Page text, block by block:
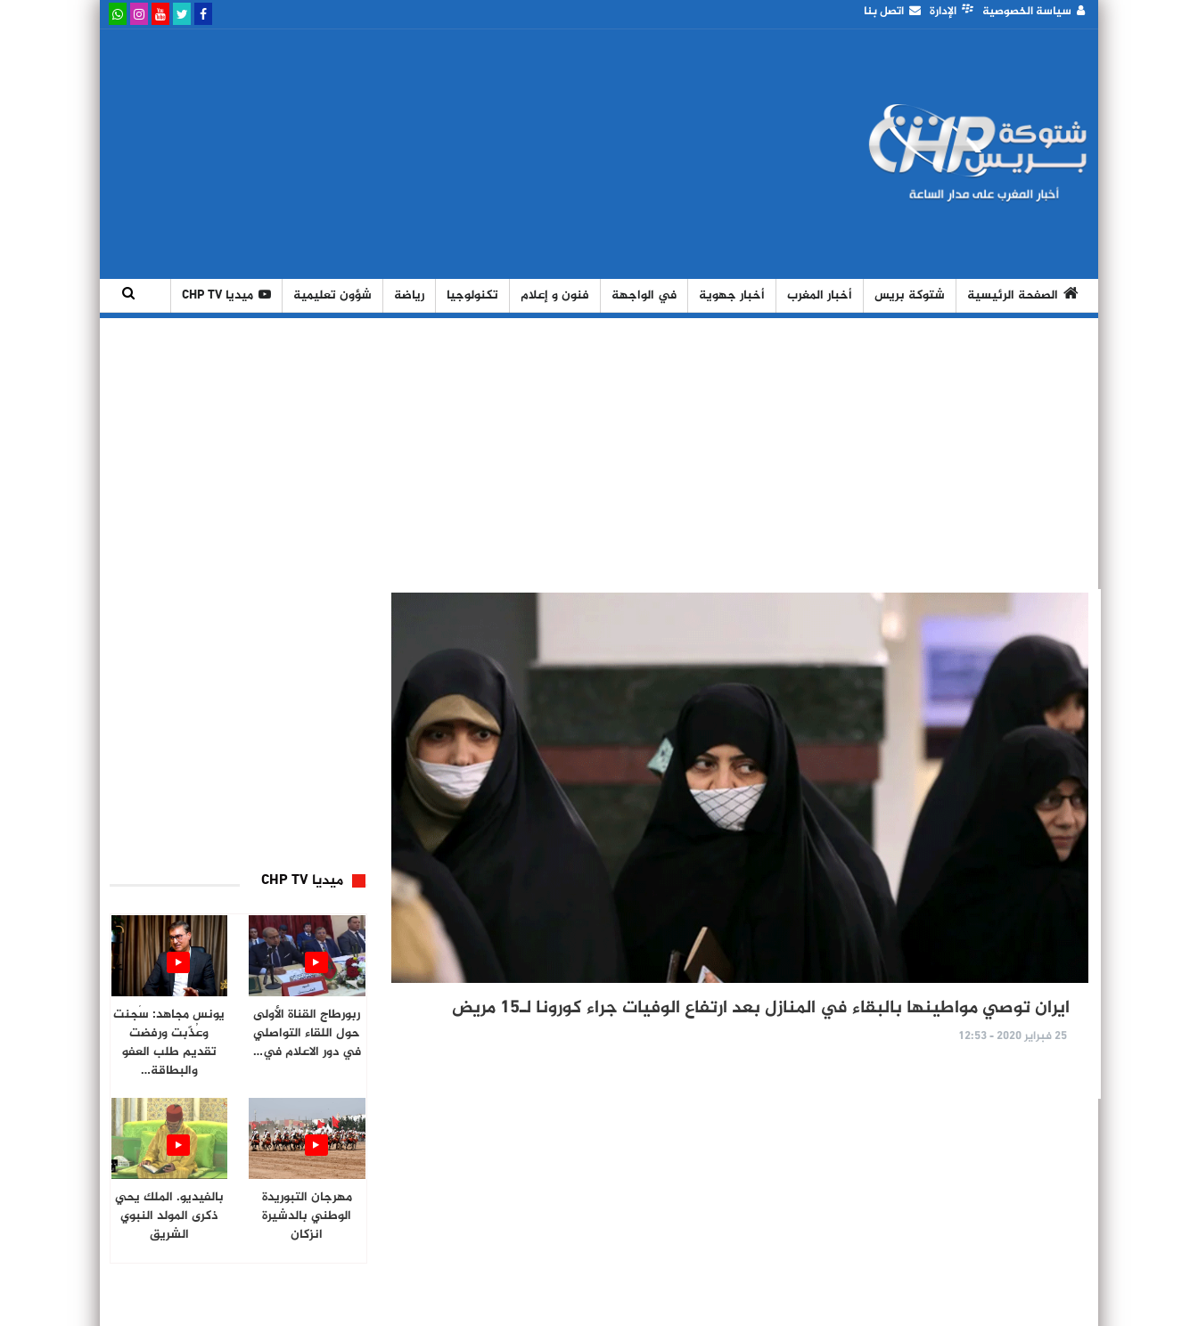
سياسة الخصوصية الإدارة اتصل بنا
الصفحة الرئيسية شتوكة بريس أخبار المغرب أخبار جهوية في الواجهة فنون و إعلام تكنولوجيا رياضة شؤون تعليمية ميديا CHP TV
ايران توصي مواطينها بالبقاء في المنازل بعد ارتفاع الوفيات جراء كورونا لـ15 مريض
25 فبراير 2020 - 12:53
ميديا CHP TV
ربورطاج القناة الأولى
حول اللقاء التواصلي
في دور الاعلام في…
يونس مجاهد: سُجنت
وعُذّبت ورفضت
تقديم طلب العفو
والبطاقة…
مهرجان التبوريدة
الوطني بالدشيرة
انزكان
بالفيديو. الملك يحي
ذكرى المولد النبوي
الشريق